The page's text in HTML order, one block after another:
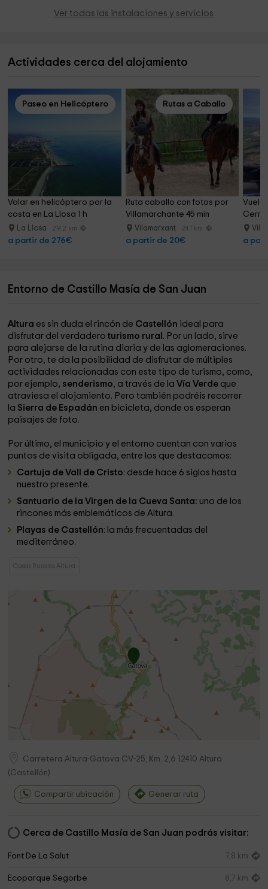
Ver todas las instalaciones y servicios
Actividades cerca del alojamiento
Paseo en Helicóptero
Volar en helicóptero por la
costa en La Llosa 1 h
La Llosa 29.2 km
a partir de 276€
Rutas a Caballo
Ruta caballo con fotos por
Villamarchante 45 min
Vilamarxant 24.1 km
a partir de 20€
Vuelo
Cerro
a
Entorno de Castillo Masía de San Juan
Altura es sin duda el rincón de Castellón ideal para
disfrutar del verdadero turismo rural . Por un lado, sirve
para alejarse de la rutina diaria y de las aglomeraciones.
Por otro, te da la posibilidad de disfrutar de múltiples
actividades relacionadas con este tipo de turismo, como,
por ejemplo, senderismo, a través de laVía Verde que
atraviesa el alojamiento. Pero también podréis recorrer
la Sierra de Espadán en bicicleta, donde os esperan
paisajes de foto.
Por último, el municipio y el entorno cuentan con varios
puntos de visita obligada, entre los que destacamos:
Cartuja de Vall de Cristo: desde hace 6 siglos hasta
nuestro presente.
Santuario de la Virgen de la Cueva Santa: uno de los
rincones más emblemáticos de Altura.
Playas de Castellón: la más frecuentadas del
mediterráneo.
Casas Rurales Altura
Carretera Altura-Gatova CV-25, Km. 2,6 12410 Altura
(Castellón)
Compartir ubicación Generar ruta
Cerca de Castillo Masía de San Juan podrás visitar:
Font De La Salut 7,8 km
Ecoparque Segorbe 8,7 km